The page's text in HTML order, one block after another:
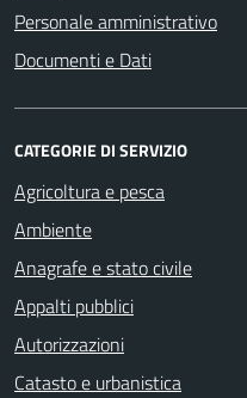
Personale amministrativo
Documenti e Dati
CATEGORIE DI SERVIZIO
Agricoltura e pesca
Ambiente
Anagrafe e stato civile
Appalti pubblici
Autorizzazioni
Catasto e urbanistica